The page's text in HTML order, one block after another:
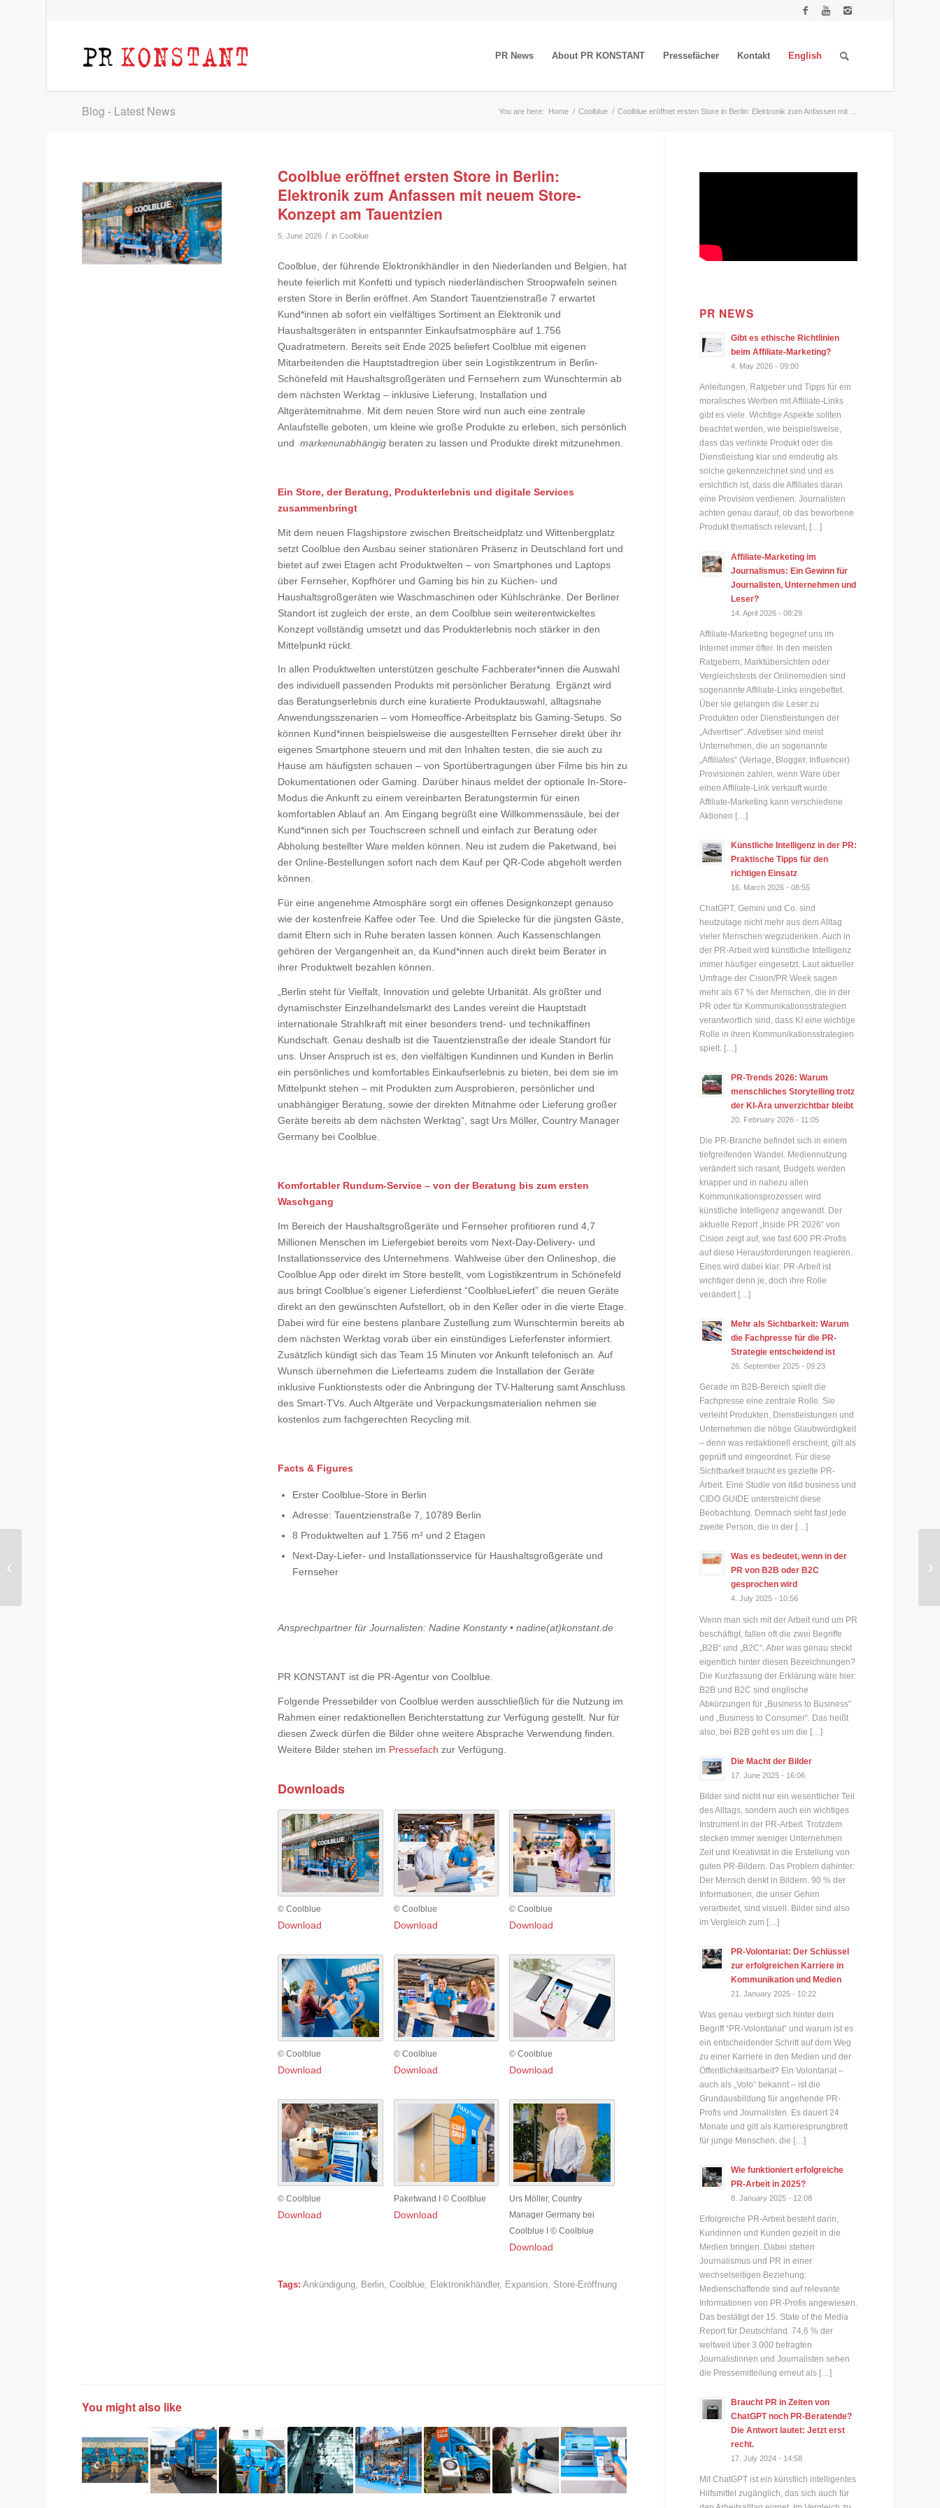
PR News About PR KONSTANT Pressefächer Kontakt English
Blog - Latest News You are here: Home / Coolblue / Coolblue eröffnet ersten Store in Berlin: Elektronik zum Anfassen mit ...
Coolblue eröffnet ersten Store in Berlin:
Elektronik zum Anfassen mit neuem Store-
Konzept am Tauentzien
5. June 2026 / in Coolblue
Coolblue, der führende Elektronikhändler in den Niederlanden und Belgien, hat
heute feierlich mit Konfetti und typisch niederländischen Stroopwafeln seinen
ersten Store in Berlin eröffnet. Am Standort Tauentzienstraße 7 erwartet
Kund*innen ab sofort ein vielfältiges Sortiment an Elektronik und
Haushaltsgeräten in entspannter Einkaufsatmosphäre auf 1.756
Quadratmetern. Bereits seit Ende 2025 beliefert Coolblue mit eigenen
Mitarbeitenden die Hauptstadtregion über sein Logistikzentrum in Berlin-
Schönefeld mit Haushaltsgroßgeräten und Fernsehern zum Wunschtermin ab
dem nächsten Werktag – inklusive Lieferung, Installation und
Altgerätemitnahme. Mit dem neuen Store wird nun auch eine zentrale
Anlaufstelle geboten, um kleine wie große Produkte zu erleben, sich persönlich
und markenunabhängigberaten zu lassen und Produkte direkt mitzunehmen.
Ein Store, der Beratung, Produkterlebnis und digitale Services
zusammenbringt
Mit dem neuen Flagshipstore zwischen Breitscheidplatz und Wittenbergplatz
setzt Coolblue den Ausbau seiner stationären Präsenz in Deutschland fort und
bietet auf zwei Etagen acht Produktwelten – von Smartphones und Laptops
über Fernseher, Kopfhörer und Gaming bis hin zu Küchen- und
Haushaltsgroßgeräten wie Waschmaschinen oder Kühlschränke. Der Berliner
Standort ist zugleich der erste, an dem Coolblue sein weiterentwickeltes
Konzept vollständig umsetzt und das Produkterlebnis noch stärker in den
Mittelpunkt rückt.
In allen Produktwelten unterstützen geschulte Fachberater*innen die Auswahl
des individuell passenden Produkts mit persönlicher Beratung. Ergänzt wird
das Beratungserlebnis durch eine kuratierte Produktauswahl, alltagsnahe
Anwendungsszenarien – vom Homeoffice-Arbeitsplatz bis Gaming-Setups. So
können Kund*innen beispielsweise die ausgestellten Fernseher direkt über ihr
eigenes Smartphone steuern und mit den Inhalten testen, die sie auch zu
Hause am häufigsten schauen – von Sportübertragungen über Filme bis hin zu
Dokumentationen oder Gaming. Darüber hinaus meldet der optionale In-Store-
Modus die Ankunft zu einem vereinbarten Beratungstermin für einen
komfortablen Ablauf an. Am Eingang begrüßt eine Willkommenssäule, bei der
Kund*innen sich per Touchscreen schnell und einfach zur Beratung oder
Abholung bestellter Ware melden können. Neu ist zudem die Paketwand, bei
der Online-Bestellungen sofort nach dem Kauf per QR-Code abgeholt werden
können.
Für eine angenehme Atmosphäre sorgt ein offenes Designkonzept genauso
wie der kostenfreie Kaffee oder Tee. Und die Spielecke für die jüngsten Gäste,
damit Eltern sich in Ruhe beraten lassen können. Auch Kassenschlangen
gehören der Vergangenheit an, da Kund*innen auch direkt beim Berater in
ihrer Produktwelt bezahlen können.
„Berlin steht für Vielfalt, Innovation und gelebte Urbanität. Als größter und
dynamischster Einzelhandelsmarkt des Landes vereint die Hauptstadt
internationale Strahlkraft mit einer besonders trend- und technikaffinen
Kundschaft. Genau deshalb ist die Tauentzienstraße der ideale Standort für
uns. Unser Anspruch ist es, den vielfältigen Kundinnen und Kunden in Berlin
ein persönliches und komfortables Einkaufserlebnis zu bieten, bei dem sie im
Mittelpunkt stehen – mit Produkten zum Ausprobieren, persönlicher und
unabhängiger Beratung, sowie der direkten Mitnahme oder Lieferung großer
Geräte bereits ab dem nächsten Werktag“, sagt Urs Möller, Country Manager
Germany bei Coolblue.
Komfortabler Rundum-Service – von der Beratung bis zum ersten
Waschgang
Im Bereich der Haushaltsgroßgeräte und Fernseher profitieren rund 4,7
Millionen Menschen im Liefergebiet bereits vom Next-Day-Delivery- und
Installationsservice des Unternehmens. Wahlweise über den Onlineshop, die
Coolblue App oder direkt im Store bestellt, vom Logistikzentrum in Schönefeld
aus bringt Coolblue’s eigener Lieferdienst “CoolblueLiefert” die neuen Geräte
direkt an den gewünschten Aufstellort, ob in den Keller oder in die vierte Etage.
Dabei wird für eine bestens planbare Zustellung zum Wunschtermin bereits ab
dem nächsten Werktag vorab über ein einstündiges Lieferfenster informiert.
Zusätzlich kündigt sich das Team 15 Minuten vor Ankunft telefonisch an. Auf
Wunsch übernehmen die Lieferteams zudem die Installation der Geräte
inklusive Funktionstests oder die Anbringung der TV-Halterung samt Anschluss
des Smart-TVs. Auch Altgeräte und Verpackungsmaterialien nehmen sie
kostenlos zum fachgerechten Recycling mit.
Facts & Figures
Erster Coolblue-Store in Berlin
Adresse: Tauentzienstraße 7, 10789 Berlin
8 Produktwelten auf 1.756 m² und 2 Etagen
Next-Day-Liefer- und Installationsservice für Haushaltsgroßgeräte und
Fernseher
Ansprechpartner für Journalisten: Nadine Konstanty • nadine(at)konstant.de
PR KONSTANT ist die PR-Agentur von Coolblue.
Folgende Pressebilder von Coolblue werden ausschließlich für die Nutzung im
Rahmen einer redaktionellen Berichterstattung zur Verfügung gestellt. Nur für
diesen Zweck dürfen die Bilder ohne weitere Absprache Verwendung finden.
Weitere Bilder stehen im Pressefach zur Verfügung.
Downloads
© Coolblue
Download
© Coolblue
Download
© Coolblue
Download
© Coolblue
Download
© Coolblue
Download
© Coolblue
Download
© Coolblue
Download
Paketwand I © Coolblue
Download
Urs Möller, Country
Manager Germany bei
Coolblue I © Coolblue
Download
Tags: Ankündigung, Berlin, Coolblue, Elektronikhändler, Expansion, Store-Eröffnung
You might also like
PR NEWS
Gibt es ethische Richtlinien
beim Affiliate-Marketing?
4. May 2026 - 09:00
Anleitungen, Ratgeber und Tipps für ein
moralisches Werben mit Affiliate-Links
gibt es viele. Wichtige Aspekte sollten
beachtet werden, wie beispielsweise,
dass das verlinkte Produkt oder die
Dienstleistung klar und eindeutig als
solche gekennzeichnet sind und es
ersichtlich ist, dass die Affiliates daran
eine Provision verdienen. Journalisten
achten genau darauf, ob das beworbene
Produkt thematisch relevant, […]
Affiliate-Marketing im
Journalismus: Ein Gewinn für
Journalisten, Unternehmen und
Leser?
14. April 2026 - 08:29
Affiliate-Marketing begegnet uns im
Internet immer öfter. In den meisten
Ratgebern, Marktübersichten oder
Vergleichstests der Onlinemedien sind
sogenannte Affiliate-Links eingebettet.
Über sie gelangen die Leser zu
Produkten oder Dienstleistungen der
„Advertiser“. Advetiser sind meist
Unternehmen, die an sogenannte
„Affiliates“ (Verlage, Blogger, Influencer)
Provisionen zahlen, wenn Ware über
einen Affiliate-Link verkauft wurde.
Affiliate-Marketing kann verschiedene
Aktionen […]
Künstliche Intelligenz in der PR:
Praktische Tipps für den
richtigen Einsatz
16. March 2026 - 08:55
ChatGPT, Gemini und Co. sind
heutzutage nicht mehr aus dem Alltag
vieler Menschen wegzudenken. Auch in
der PR-Arbeit wird künstliche Intelligenz
immer häufiger eingesetzt. Laut aktueller
Umfrage der Cision/PR Week sagen
mehr als 67 % der Menschen, die in der
PR oder für Kommunikationsstrategien
verantwortlich sind, dass KI eine wichtige
Rolle in ihren Kommunikationsstrategien
spielt. […]
PR-Trends 2026: Warum
menschliches Storytelling trotz
der KI-Ära unverzichtbar bleibt
20. February 2026 - 11:05
Die PR-Branche befindet sich in einem
tiefgreifenden Wandel. Mediennutzung
verändert sich rasant, Budgets werden
knapper und in nahezu allen
Kommunikationsprozessen wird
künstliche Intelligenz angewandt. Der
aktuelle Report „Inside PR 2026“ von
Cision zeigt auf, wie fast 600 PR-Profis
auf diese Herausforderungen reagieren.
Eines wird dabei klar: PR-Arbeit ist
wichtiger denn je, doch ihre Rolle
verändert […]
Mehr als Sichtbarkeit: Warum
die Fachpresse für die PR-
Strategie entscheidend ist
26. September 2025 - 09:23
Gerade im B2B-Bereich spielt die
Fachpresse eine zentrale Rolle. Sie
verleiht Produkten, Dienstleistungen und
Unternehmen die nötige Glaubwürdigkeit
– denn was redaktionell erscheint, gilt als
geprüft und eingeordnet. Für diese
Sichtbarkeit braucht es gezielte PR-
Arbeit. Eine Studie von it&d business und
CIDO GUIDE unterstreicht diese
Beobachtung. Demnach sieht fast jede
zweite Person, die in der […]
Was es bedeutet, wenn in der
PR von B2B oder B2C
gesprochen wird
4. July 2025 - 10:56
Wenn man sich mit der Arbeit rund um PR
beschäftigt, fallen oft die zwei Begriffe
„B2B“ und „B2C“. Aber was genau steckt
eigentlich hinter diesen Bezeichnungen?
Die Kurzfassung der Erklärung wäre hier:
B2B und B2C sind englische
Abkürzungen für „Business to Business“
und „Business to Consumer“. Das heißt
also, bei B2B geht es um die […]
Die Macht der Bilder
17. June 2025 - 16:06
Bilder sind nicht nur ein wesentlicher Teil
des Alltags, sondern auch ein wichtiges
Instrument in der PR-Arbeit. Trotzdem
stecken immer weniger Unternehmen
Zeit und Kreativität in die Erstellung von
guten PR-Bildern. Das Problem dahinter:
Der Mensch denkt in Bildern. 90 % der
Informationen, die unser Gehirn
verarbeitet, sind visuell. Bilder sind also
im Vergleich zum […]
PR-Volontariat: Der Schlüssel
zur erfolgreichen Karriere in
Kommunikation und Medien
21. January 2025 - 10:22
Was genau verbirgt sich hinter dem
Begriff “PR-Volontariat” und warum ist es
ein entscheidender Schritt auf dem Weg
zu einer Karriere in den Medien und der
Öffentlichkeitsarbeit? Ein Volontariat –
auch als „Volo“ bekannt – ist die
Grundausbildung für angehende PR-
Profis und Journalisten. Es dauert 24
Monate und gilt als Karrieresprungbrett
für junge Menschen, die […]
Wie funktioniert erfolgreiche
PR-Arbeit in 2025?
8. January 2025 - 12:08
Erfolgreiche PR-Arbeit besteht darin,
Kundinnen und Kunden gezielt in die
Medien bringen. Dabei stehen
Journalismus und PR in einer
wechselseitigen Beziehung:
Medienschaffende sind auf relevante
Informationen von PR-Profis angewiesen.
Das bestätigt der 15. State of the Media
Report für Deutschland. 74,6 % der
weltweit über 3.000 befragten
Journalistinnen und Journalisten sehen
die Pressemitteilung erneut als […]
Braucht PR in Zeiten von
ChatGPT noch PR-Beratende?
Die Antwort lautet: Jetzt erst
recht.
17. July 2024 - 14:58
Mit ChatGPT ist ein künstlich intelligentes
Hilfsmittel zugänglich, das sich auch für